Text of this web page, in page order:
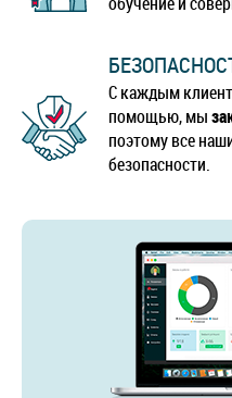
С каждым
помощью, мы
поэтому все
безопасности.